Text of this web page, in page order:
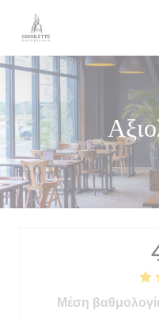
Πίνακας διαχείρισης
Μέση